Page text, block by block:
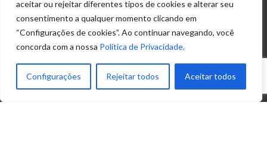
aceitar ou rejeitar diferentes tipos de cookies e alterar seu
consentimento a qualquer momento clicando em
“Configurações de cookies”. Ao continuar navegando, você
concorda com a nossa Política de Privacidade.
Configurações Rejeitar todos Aceitar todos
Ouvidoria
(82) 2123 0864
ouvidoria@crea-al.org.br
Fale Conosco